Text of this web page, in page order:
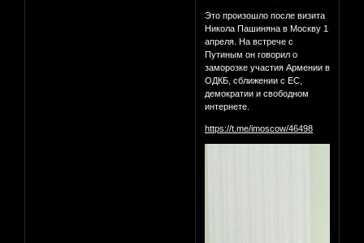
Это произошло после визита
Никола Пашиняна в Москву 1
апреля. На встрече с
Путиным он говорил о
заморозке участия Армении в
ОДКБ, сближении с ЕС,
демократии и свободном
интернете.
https://t.me/imoscow/46498